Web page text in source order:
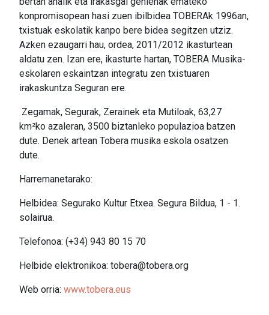
konpromisopean hasi zuen ibilbidea TOBERAk 1996an,
txistuak eskolatik kanpo bere bidea segitzen utziz.
Azken ezaugarri hau, ordea, 2011/2012 ikasturtean
aldatu zen. Izan ere, ikasturte hartan, TOBERA Musika-
eskolaren eskaintzan integratu zen txistuaren
irakaskuntza Seguran ere.
Zegamak, Segurak, Zerainek eta Mutiloak, 63,27
km²ko azaleran, 3500 biztanleko populazioa batzen
dute. Denek artean Tobera musika eskola osatzen
dute.
Harremanetarako:
Helbidea: Segurako Kultur Etxea. Segura Bildua, 1 - 1.
solairua.
Telefonoa: (+34) 943 80 15 70
Helbide elektronikoa: tobera@tobera.org
Web orria: www.tobera.eus